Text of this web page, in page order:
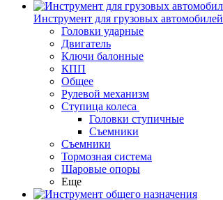
Инструмент для грузовых автомобилей
Головки ударные
Двигатель
Ключи балонные
КПП
Общее
Рулевой механизм
Ступица колеса
Головки ступичные
Съемники
Съемники
Тормозная система
Шаровые опоры
Еще